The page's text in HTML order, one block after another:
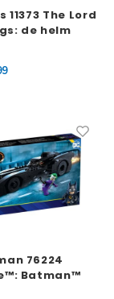
11373 The Lord
de helm
76224
Batman™